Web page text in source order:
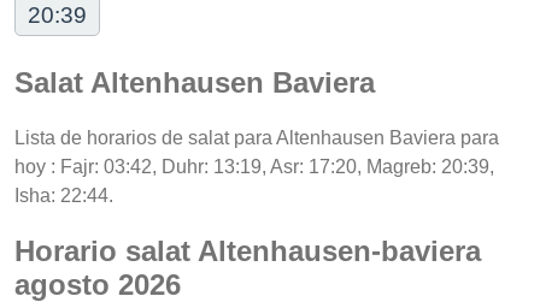
20:39
Salat Altenhausen Baviera
Lista de horarios de salat para Altenhausen Baviera para
hoy : Fajr: 03:42, Duhr: 13:19, Asr: 17:20, Magreb: 20:39,
Isha: 22:44.
Horario salat Altenhausen-baviera
agosto 2026